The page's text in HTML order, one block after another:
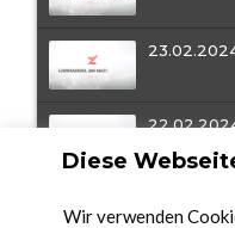
Diese
Wir verwenden